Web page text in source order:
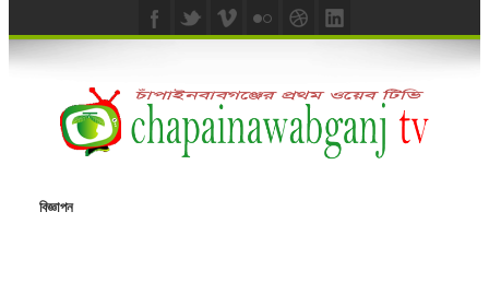
বিজ্ঞাপন